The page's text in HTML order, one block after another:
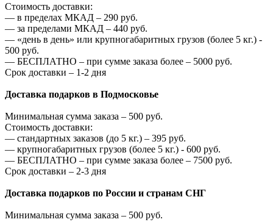
Стоимость доставки:
— в пределах МКАД – 290 руб.
— за пределами МКАД – 440 руб.
— «день в день» или крупногабаритных грузов (более 5 кг.) -
500 руб.
— БЕСПЛАТНО – при сумме заказа более – 5000 руб.
Срок доставки – 1-2 дня
Доставка подарков в Подмосковье
Минимальная сумма заказа – 500 руб.
Стоимость доставки:
— стандартных заказов (до 5 кг.) – 395 руб.
— крупногабаритных грузов (более 5 кг.) - 600 руб.
— БЕСПЛАТНО – при сумме заказа более – 7500 руб.
Срок доставки – 2-3 дня
Доставка подарков по России и странам СНГ
Минимальная сумма заказа – 500 руб.